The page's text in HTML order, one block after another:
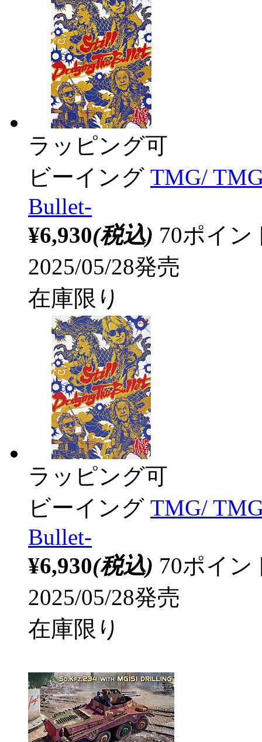
ラッピング可
ビーイング TMG/
Bullet-
¥6,930(税込) 70ポイ
2025/05/28発売
在庫限り
ラッピング可
ビーイング TMG/
Bullet-
¥6,930(税込) 70ポイ
2025/05/28発売
在庫限り